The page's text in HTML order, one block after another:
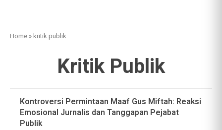
Home »kritik publik
Kritik Publik
Kontroversi Permintaan Maaf Gus Miftah: Reaksi
Emosional Jurnalis dan Tanggapan Pejabat
Publik